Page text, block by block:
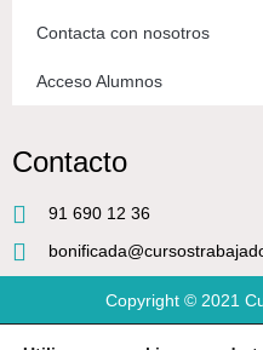
Contacta con nosotros
Acceso Alumnos
Contacto
91 690 12 36
Copyright © 2021